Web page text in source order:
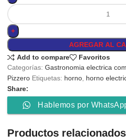
AGREGAR AL
Add to compare
Favoritos
Categorías: Gastronomia electrica
Pizzero Etiquetas: horno horno
Share:
Hablemos por
Productos relacionados